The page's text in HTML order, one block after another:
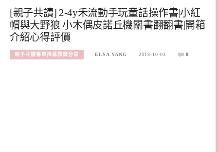
[親子共讀] 2-4y禾流動手玩童話操作書|小紅
帽與大野狼 小木偶皮諾丘機關書翻翻書|開箱
介紹心得評價
親子共讀書單推薦教案分享 ELSA YANG 2018-10-03 0